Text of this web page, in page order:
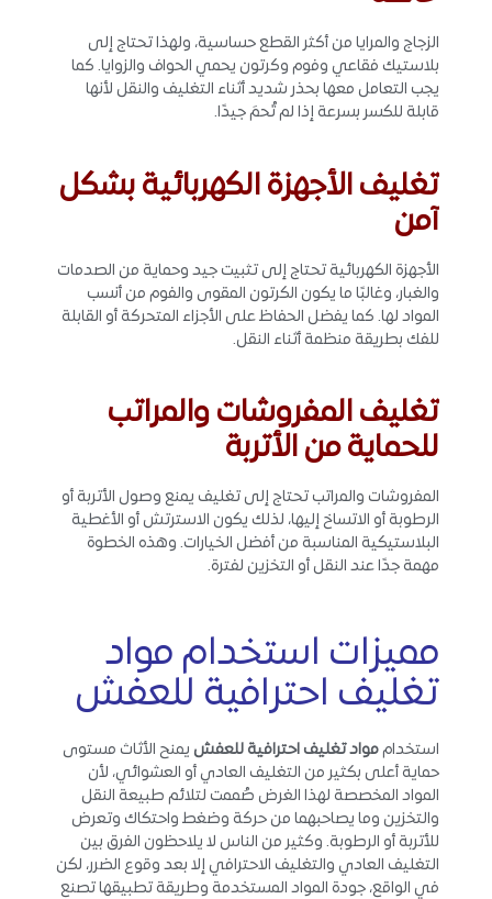
الزجاج والمرايا من أكثر القطع حساسية، ولهذا تحتاج إلى
بلاستيك فقاعي وفوم وكرتون يحمي الحواف والزوايا. كما
يجب التعامل معها بحذر شديد أثناء التغليف والنقل لأنها
قابلة للكسر بسرعة إذا لم تُحمَ جيدًا.
تغليف الأجهزة الكهربائية بشكل
آمن
الأجهزة الكهربائية تحتاج إلى تثبيت جيد وحماية من الصدمات
والغبار، وغالبًا ما يكون الكرتون المقوى والفوم من أنسب
المواد لها. كما يفضل الحفاظ على الأجزاء المتحركة أو القابلة
للفك بطريقة منظمة أثناء النقل.
تغليف المفروشات والمراتب
للحماية من الأتربة
المفروشات والمراتب تحتاج إلى تغليف يمنع وصول الأتربة أو
الرطوبة أو الاتساخ إليها، لذلك يكون الاسترتش أو الأغطية
البلاستيكية المناسبة من أفضل الخيارات. وهذه الخطوة
مهمة جدًا عند النقل أو التخزين لفترة.
مميزات استخدام مواد
تغليف احترافية للعفش
استخداممواد تغليف احترافية للعفش يمنح الأثاث مستوى
حماية أعلى بكثير من التغليف العادي أو العشوائي، لأن
المواد المخصصة لهذا الغرض صُممت لتلائم طبيعة النقل
والتخزين وما يصاحبهما من حركة وضغط واحتكاك وتعرض
للأتربة أو الرطوبة. وكثير من الناس لا يلاحظون الفرق بين
التغليف العادي والتغليف الاحترافي إلا بعد وقوع الضرر، لكن
في الواقع، جودة المواد المستخدمة وطريقة تطبيقها تصنع